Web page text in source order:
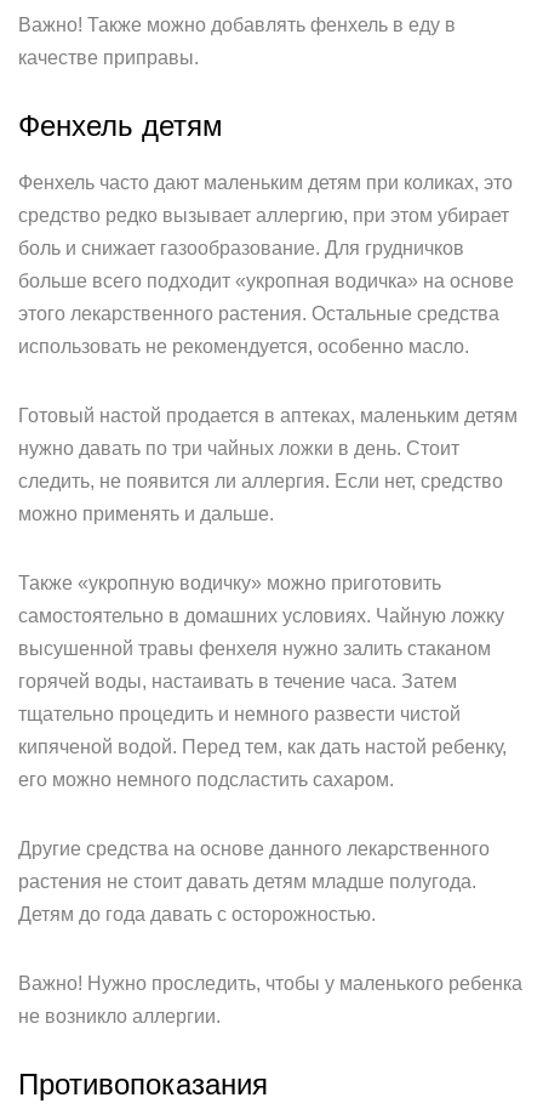
Важно! Также можно добавлять фенхель в еду в
качестве приправы.
Фенхель детям
Фенхель часто дают маленьким детям при коликах, это
средство редко вызывает аллергию, при этом убирает
боль и снижает газообразование. Для грудничков
больше всего подходит «укропная водичка» на основе
этого лекарственного растения. Остальные средства
использовать не рекомендуется, особенно масло.
Готовый настой продается в аптеках, маленьким детям
нужно давать по три чайных ложки в день. Стоит
следить, не появится ли аллергия. Если нет, средство
можно применять и дальше.
Также «укропную водичку» можно приготовить
самостоятельно в домашних условиях. Чайную ложку
высушенной травы фенхеля нужно залить стаканом
горячей воды, настаивать в течение часа. Затем
тщательно процедить и немного развести чистой
кипяченой водой. Перед тем, как дать настой ребенку,
его можно немного подсластить сахаром.
Другие средства на основе данного лекарственного
растения не стоит давать детям младше полугода.
Детям до года давать с осторожностью.
Важно! Нужно проследить, чтобы у маленького ребенка
не возникло аллергии.
Противопоказания